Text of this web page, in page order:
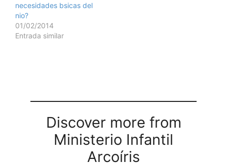
necesidades bsicas del
nio?
01/02/2014
Entrada similar
Discover more from
Ministerio Infantil
Arcoíris